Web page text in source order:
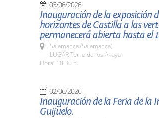
03/06/2026
Inauguración de la exposición
horizontes de Castilla a las
permanecerá abierta hasta el
Salamanca (Salamanca)
LUGAR Torre de los Anaya
Hora: 10:30 h.
02/06/2026
Inauguración de la Feria de la
Guijuelo.